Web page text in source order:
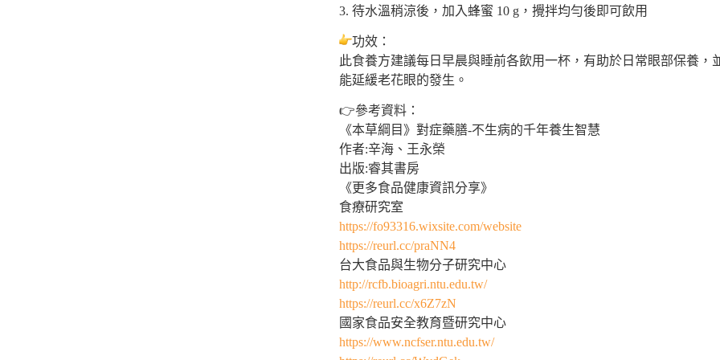
3. 待水溫稍涼後，加入蜂蜜 10 g，攪拌均勻後即可飲用
功效：
此食養方建議每日早晨與睡前各飲用一杯，有助於日常眼部保養，
能延緩老花眼的發生。
👉參考資料：
《本草綱目》對症藥膳-不生病的千年養生智慧
作者:辛海、王永榮
出版:睿其書房
《更多食品健康資訊分享》
食療研究室
https://fo93316.wixsite.com/website
https://reurl.cc/praNN4
台大食品與生物分子研究中心
http://rcfb.bioagri.ntu.edu.tw/
https://reurl.cc/x6Z7zN
國家食品安全教育暨研究中心
https://www.ncfser.ntu.edu.tw/